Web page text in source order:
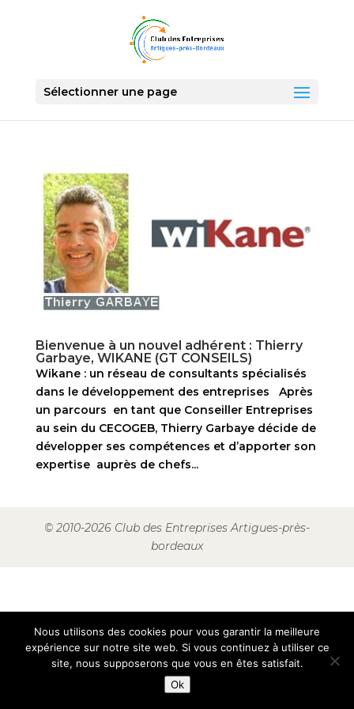
Sélectionner une page
Bienvenue à un nouvel adhérent : Thierry
Garbaye, WIKANE (GT CONSEILS)
Wikane : un réseau de consultants spécialisés
dans le développement des entreprises Après
un parcours en tant que Conseiller Entreprises
au sein du CECOGEB, Thierry Garbaye décide de
développer ses compétences et d’apporter son
expertise auprès de chefs...
© 2010-2026 Club des Entreprises Artigues-près-
bordeaux
Nous utilisons des cookies pour vous garantir la meilleure
expérience sur notre site web. Si vous continuez à utiliser ce
site, nous supposerons que vous en êtes satisfait.
Ok